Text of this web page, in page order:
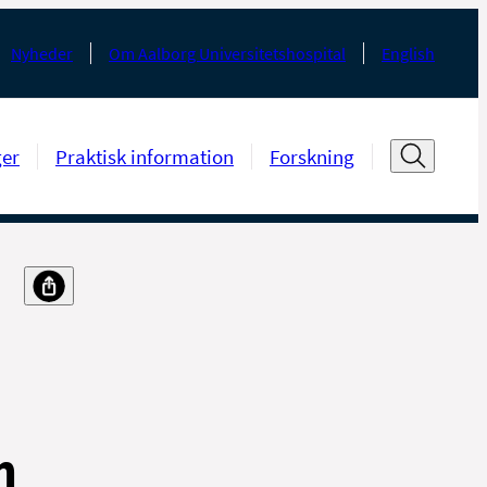
Nyheder Om Aalborg Universitetshospital English
Praktisk information Forskning